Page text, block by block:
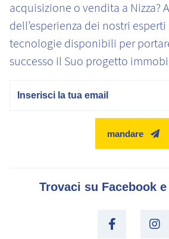
acquisizione o vendita a Nizza?
dell’esperienza dei nostri
tecnologie disponibili per
successo il Suo progetto
mandare
Trovaci su Facebook